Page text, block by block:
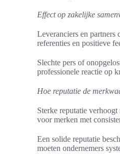
Effect op zakelijke
Leveranciers en
referenties en positieve
Slechte pers of
professionele reactie op
Hoe reputatie de
Sterke reputatie
voor merken met
Een solide reputatie
moeten ondernemers